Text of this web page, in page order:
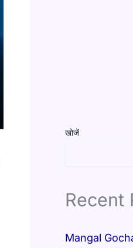
खोजें
Recent
Mangal